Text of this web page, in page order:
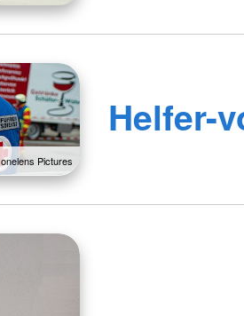
onelens Pictures
Helfer-